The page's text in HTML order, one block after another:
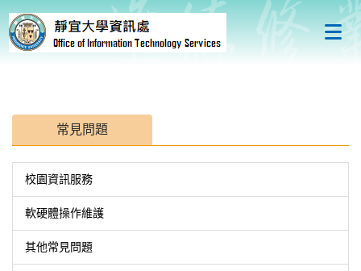
跳
到
主
區
常見問題
校園資訊服務
軟硬體操作維護
其他常見問題